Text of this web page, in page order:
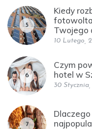
5
Kiedy
Twojego
10 Lutego,
6
Czym
hotel w
30
7